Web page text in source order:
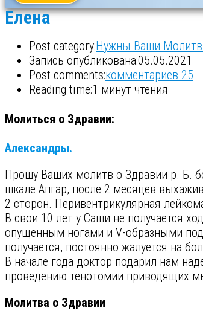
Елена
Post category:Нужны Ваши
Запись опубликована:05.05.2021
Post comments:комментариев 25
Reading time:1 минут чтения
Молиться о Здравии:
Александры.
Прошу Ваших молитв о Здравии р. Б.
шкале Апгар, после 2 месяцев
2 сторон. Перивентрикулярная
В свои 10 лет у Саши не получается
опущенным ногами и V-образными
получается, постоянно жалуется на
В начале года доктор подарил нам
проведению тенотомии приводящих
Молитва о Здравии